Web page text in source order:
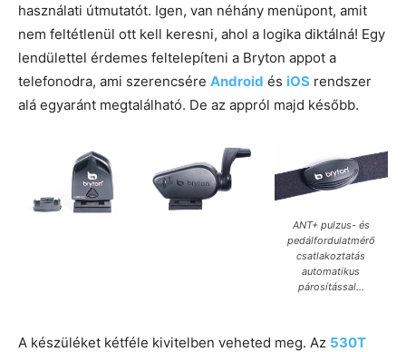
használati útmutatót. Igen, van néhány menüpont, amit
nem feltétlenül ott kell keresni, ahol a logika diktálná! Egy
lendülettel érdemes feltelepíteni a Bryton appot a
telefonodra, ami szerencsére Android és iOS rendszer
alá egyaránt megtalálható. De az appról majd később.
ANT+ pulzus- és
pedálfordulatmérő
csatlakoztatás
automatikus
párosítással…
A készüléket kétféle kivitelben veheted meg. Az 530T